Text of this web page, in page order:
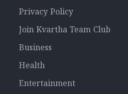
Privacy Policy
Join Kvartha Team Club
Business
Health
Entertainment